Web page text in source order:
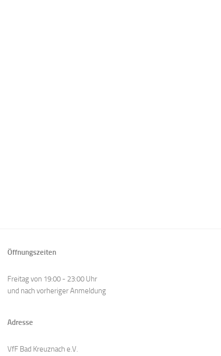
Öffnungszeiten
Freitag von 19:00 - 23:00 Uhr
und nach vorheriger Anmeldung
Adresse
VfF Bad Kreuznach e.V.